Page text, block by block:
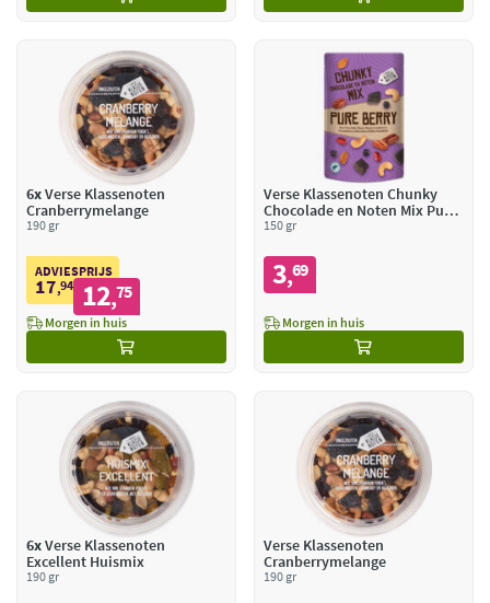
6xVerse Klassenoten
Cranberrymelange
190 gr
ADVIESPRIJS
17,94 12,75
Morgen in huis
Verse Klassenoten Chunky
Chocolade en Noten Mix Pure
Berry
150 gr
3,69
Morgen in huis
6xVerse Klassenoten
Excellent Huismix
190 gr
Verse Klassenoten
Cranberrymelange
190 gr